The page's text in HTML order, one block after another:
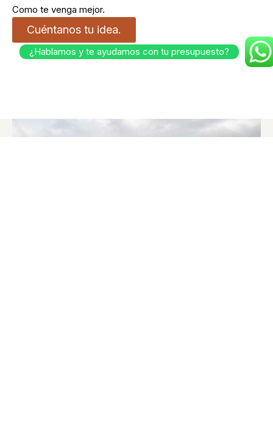
Como te venga mejor.
Cuéntanos tu idea.
¿Hablamos y te ayudamos con tu presupuesto?